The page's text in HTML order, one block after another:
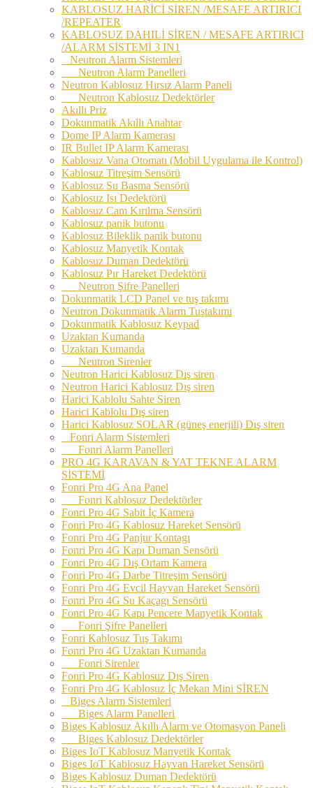
KABLOSUZ HARİCİ SİREN /MESAFE ARTIRICI
/REPEATER
KABLOSUZ DAHILİ SİREN / MESAFE ARTIRICI
/ALARM SİSTEMİ 3 IN1
Neutron Alarm Sistemleri
Neutron Alarm Panelleri
Neutron Kablosuz Hırsız Alarm Paneli
Neutron Kablosuz Dedektörler
Akıllı Priz
Dokunmatik Akıllı Anahtar
Dome IP Alarm Kamerası
IR Bullet IP Alarm Kamerası
Kablosuz Vana Otomatı (Mobil Uygulama ile Kontrol)
Kablosuz Titreşim Sensörü
Kablosuz Su Basma Sensörü
Kablosuz Isı Dedektörü
Kablosuz Cam Kırılma Sensörü
Kablosuz panik butonu
Kablosuz Bileklik panik butonu
Kablosuz Manyetik Kontak
Kablosuz Duman Dedektörü
Kablosuz Pır Hareket Dedektörü
Neutron Şifre Panelleri
Dokunmatik LCD Panel ve tuş takımı
Neutron Dokunmatik Alarm Tuştakımı
Dokunmatik Kablosuz Keypad
Uzaktan Kumanda
Uzaktan Kumanda
Neutron Sirenler
Neutron Harici Kablosuz Dış siren
Neutron Harici Kablosuz Dış siren
Harici Kablolu Sahte Siren
Harici Kablolu Dış siren
Harici Kablosuz SOLAR (güneş enerjili) Dış siren
Fonri Alarm Sistemleri
Fonri Alarm Panelleri
PRO 4G KARAVAN & YAT TEKNE ALARM
SİSTEMİ
Fonri Pro 4G Ana Panel
Fonri Kablosuz Dedektörler
Fonri Pro 4G Sabit İç Kamera
Fonri Pro 4G Kablosuz Hareket Sensörü
Fonri Pro 4G Panjur Kontagı
Fonri Pro 4G Kapı Duman Sensörü
Fonri Pro 4G Dış Ortam Kamera
Fonri Pro 4G Darbe Titreşim Sensörü
Fonri Pro 4G Evcil Hayvan Hareket Sensörü
Fonri Pro 4G Su Kaçagı Sensörü
Fonri Pro 4G Kapı Pencere Manyetik Kontak
Fonri Şifre Panelleri
Fonri Kablosuz Tuş Takımı
Fonri Pro 4G Uzaktan Kumanda
Fonri Sirenler
Fonri Pro 4G Kablosuz Dış Siren
Fonri Pro 4G Kablosuz İç Mekan Mini SİREN
Biges Alarm Sistemleri
Biges Alarm Panelleri
Biges Kablosuz Akıllı Alarm ve Otomasyon Paneli
Biges Kablosuz Dedektörler
Biges IoT Kablosuz Manyetik Kontak
Biges IoT Kablosuz Hayvan Hareket Sensörü
Biges Kablosuz Duman Dedektörü